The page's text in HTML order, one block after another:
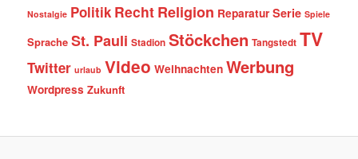
Nostalgie Politik Recht Religion Reparatur Serie Spiele
Sprache St. Pauli Stadion Stöckchen Tangstedt TV
Twitter urlaub Video Weihnachten Werbung
Wordpress Zukunft